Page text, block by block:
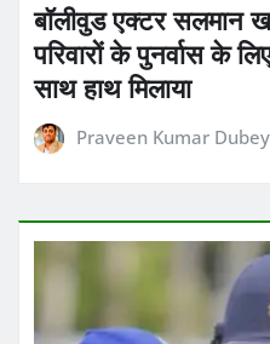
बॉलीवुड एक्टर सलमान
परिवारों के पुनर्वास के
साथ हाथ मिलाया
Praveen Kumar Dubey